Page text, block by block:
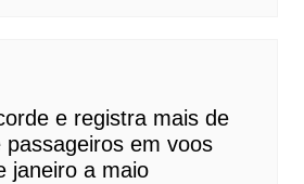
e registra mais de
passageiros em voos
janeiro a maio